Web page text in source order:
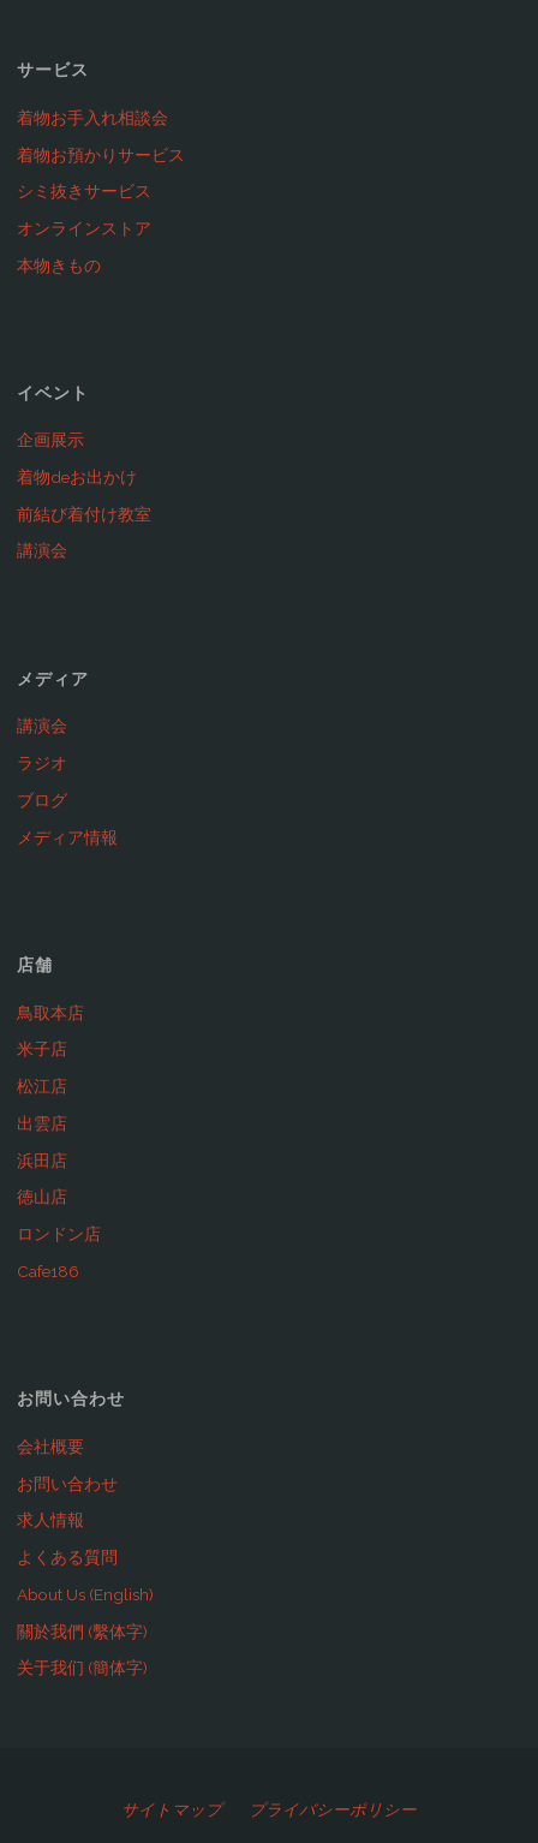
サービス
着物お手入れ相談会
着物お預かりサービス
シミ抜きサービス
オンラインストア
本物きもの
イベント
企画展示
着物deお出かけ
前結び着付け教室
講演会
メディア
講演会
ラジオ
ブログ
メディア情報
店舗
鳥取本店
米子店
松江店
出雲店
浜田店
徳山店
ロンドン店
Cafe186
お問い合わせ
会社概要
お問い合わせ
求人情報
よくある質問
About Us (English)
關於我們 (繫体字)
关于我们 (簡体字)
サイトマップ プライバシーポリシー